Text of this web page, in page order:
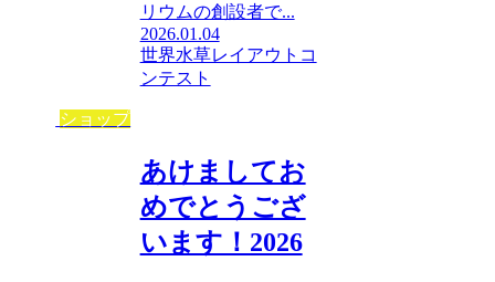
リウムの創設者で...
2026.01.04
世界水草レイアウトコ
ンテスト
ショップ
あけましてお
めでとうござ
います！2026